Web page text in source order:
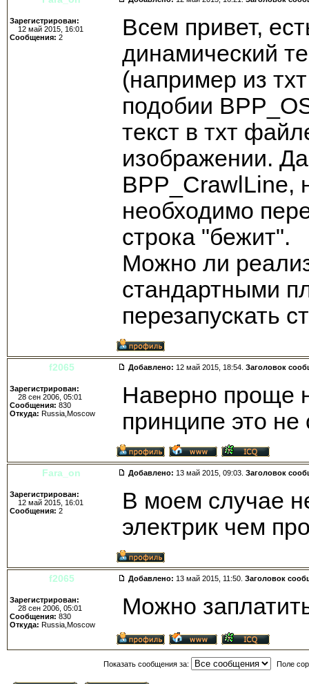
Зарегистрирован:
12 май 2015, 16:01
Сообщения: 2
Всем привет,
динамический
(например из
подобии
текст в тхт
изображении.
BPP_CrawlLine,
необходимо
строка "бежит".
Можно ли
стандартными
перезапускать
f2065 Добавлено: 12 май 2015, 18:54. Заголовок
Зарегистрирован:
28 сен 2006, 05:01
Сообщения: 830
Откуда: Russia,Moscow
Наверно проще
принципе это
Fara_on Добавлено: 13 май 2015, 09:03. Заголовок
Зарегистрирован:
12 май 2015, 16:01
Сообщения: 2
В моем случае
электрик чем
f2065 Добавлено: 13 май 2015, 11:50. Заголовок
Зарегистрирован:
28 сен 2006, 05:01
Сообщения: 830
Откуда: Russia,Moscow
Можно
Показать сообщения за: Поле